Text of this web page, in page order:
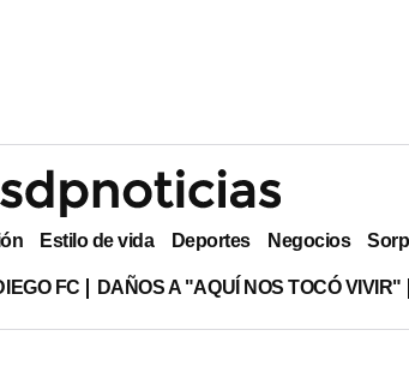
Estilo de vida Deportes Negocios
FC DAÑOS A "AQUÍ NOS TOCÓ VIVIR"